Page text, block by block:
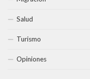
Salud
Turismo
Opiniones